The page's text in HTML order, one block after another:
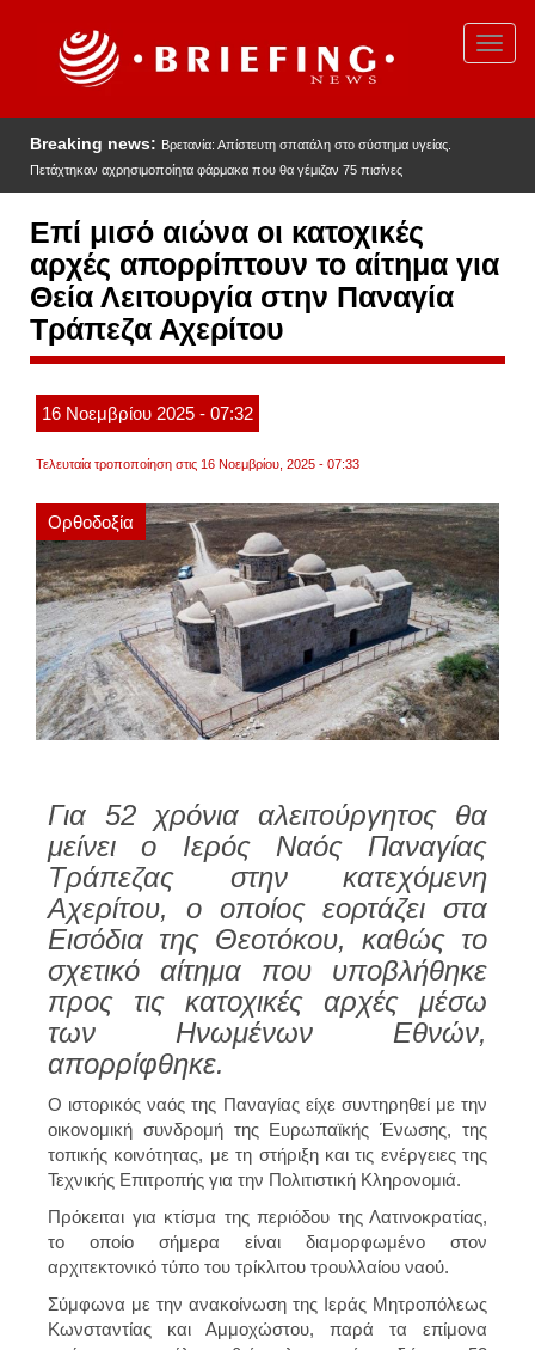
Breaking news: Βρετανία: Απίστευτη σπατάλη στο σύστημα υγείας.
Πετάχτηκαν αχρησιμοποίητα φάρμακα που θα γέμιζαν 75 πισίνες
Επί μισό αιώνα οι κατοχικές
αρχές απορρίπτουν το αίτημα για
Θεία Λειτουργία στην Παναγία
Τράπεζα Αχερίτου
16 Νοεμβρίου 2025 - 07:32
Τελευταία τροποποίηση στις 16 Νοεμβρίου, 2025 - 07:33
Ορθοδοξία
Για 52 χρόνια αλειτούργητος θα
μείνει ο Ιερός Ναός Παναγίας
Τράπεζας στην κατεχόμενη
Αχερίτου, ο οποίος εορτάζει στα
Εισόδια της Θεοτόκου, καθώς το
σχετικό αίτημα που υποβλήθηκε
προς τις κατοχικές αρχές μέσω
των Ηνωμένων Εθνών,
απορρίφθηκε.
Ο ιστορικός ναός της Παναγίας είχε συντηρηθεί με την
οικονομική συνδρομή της Ευρωπαϊκής Ένωσης, της
τοπικής κοινότητας, με τη στήριξη και τις ενέργειες της
Τεχνικής Επιτροπής για την Πολιτιστική Κληρονομιά.
Πρόκειται για κτίσμα της περιόδου της Λατινοκρατίας,
το οποίο σήμερα είναι διαμορφωμένο στον
αρχιτεκτονικό τύπο του τρίκλιτου τρουλλαίου ναού.
Σύμφωνα με την ανακοίνωση της Ιεράς Μητροπόλεως
Κωνσταντίας και Αμμοχώστου, παρά τα επίμονα